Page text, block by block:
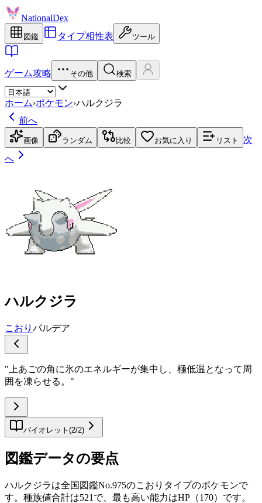
NationalDex
図鑑 タイプ相性表 ツール
ゲーム攻略 その他 検索
ホーム›ポケモン›ハルクジラ
前へ
画像 ランダム 比較 お気に入り リスト
次
へ
ハルクジラ
こおり パルデア
" 上あごの角に氷のエネルギーが集中し、極低温となって周
囲を凍らせる。 "
バイオレット (2/2)
図鑑データの要点
ハルクジラは全国図鑑No.975のこおりタイプのポケモンで
す。種族値合計は521で、最も高い能力はHP（170）です。